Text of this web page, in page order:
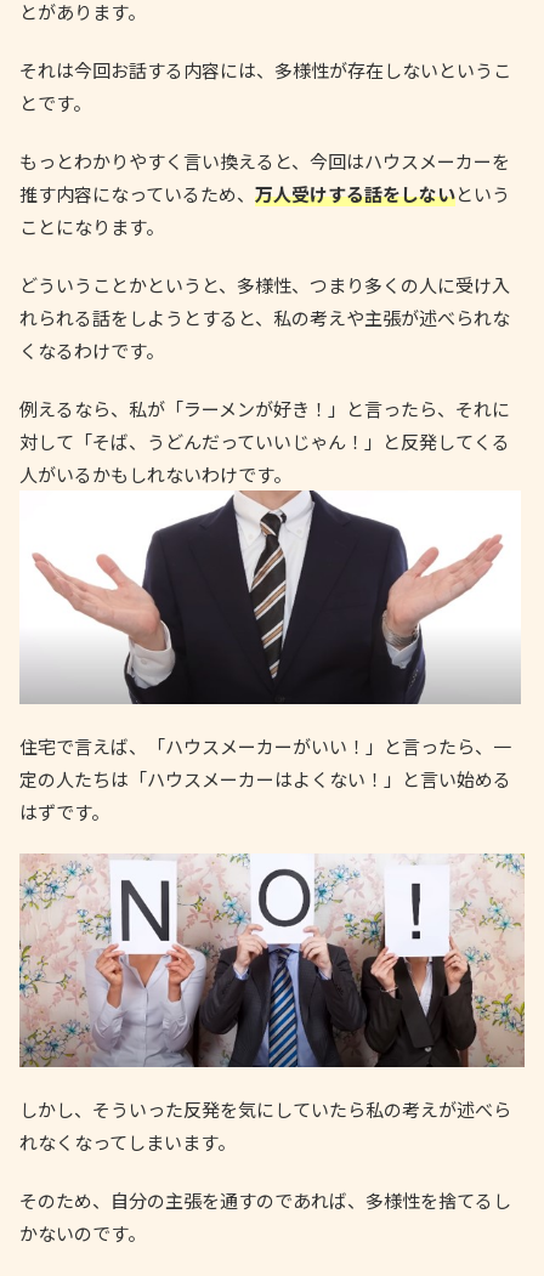
とがあります。
それは今回お話する内容には、多様性が存在しないというこ
とです。
もっとわかりやすく言い換えると、今回はハウスメーカーを
推す内容になっているため、 万人受けする話をしないという
ことになります。
どういうことかというと、多様性、つまり多くの人に受け入
れられる話をしようとすると、私の考えや主張が述べられな
くなるわけです。
例えるなら、私が「ラーメンが好き！」と言ったら、それに
対して「そば、うどんだっていいじゃん！」と反発してくる
人がいるかもしれないわけです。
住宅で言えば、「ハウスメーカーがいい！」と言ったら、一
定の人たちは「ハウスメーカーはよくない！」と言い始める
はずです。
しかし、そういった反発を気にしていたら私の考えが述べら
れなくなってしまいます。
そのため、自分の主張を通すのであれば、多様性を捨てるし
かないのです。